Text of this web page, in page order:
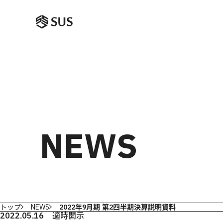
NEWS
トップ NEWS 2022年9月期 第2四半期決算説明資料
2022.05.16 適時開示